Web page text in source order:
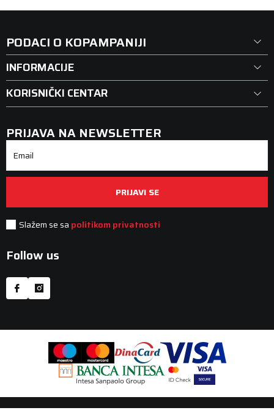
PODACI O KOPAMPANIJI
INFORMACIJE
KORISNIČKI CENTAR
PRIJAVA NA NEWSLETTER
Email
PRIJAVI SE
Slažem se sa politikom privatnosti
Follow us